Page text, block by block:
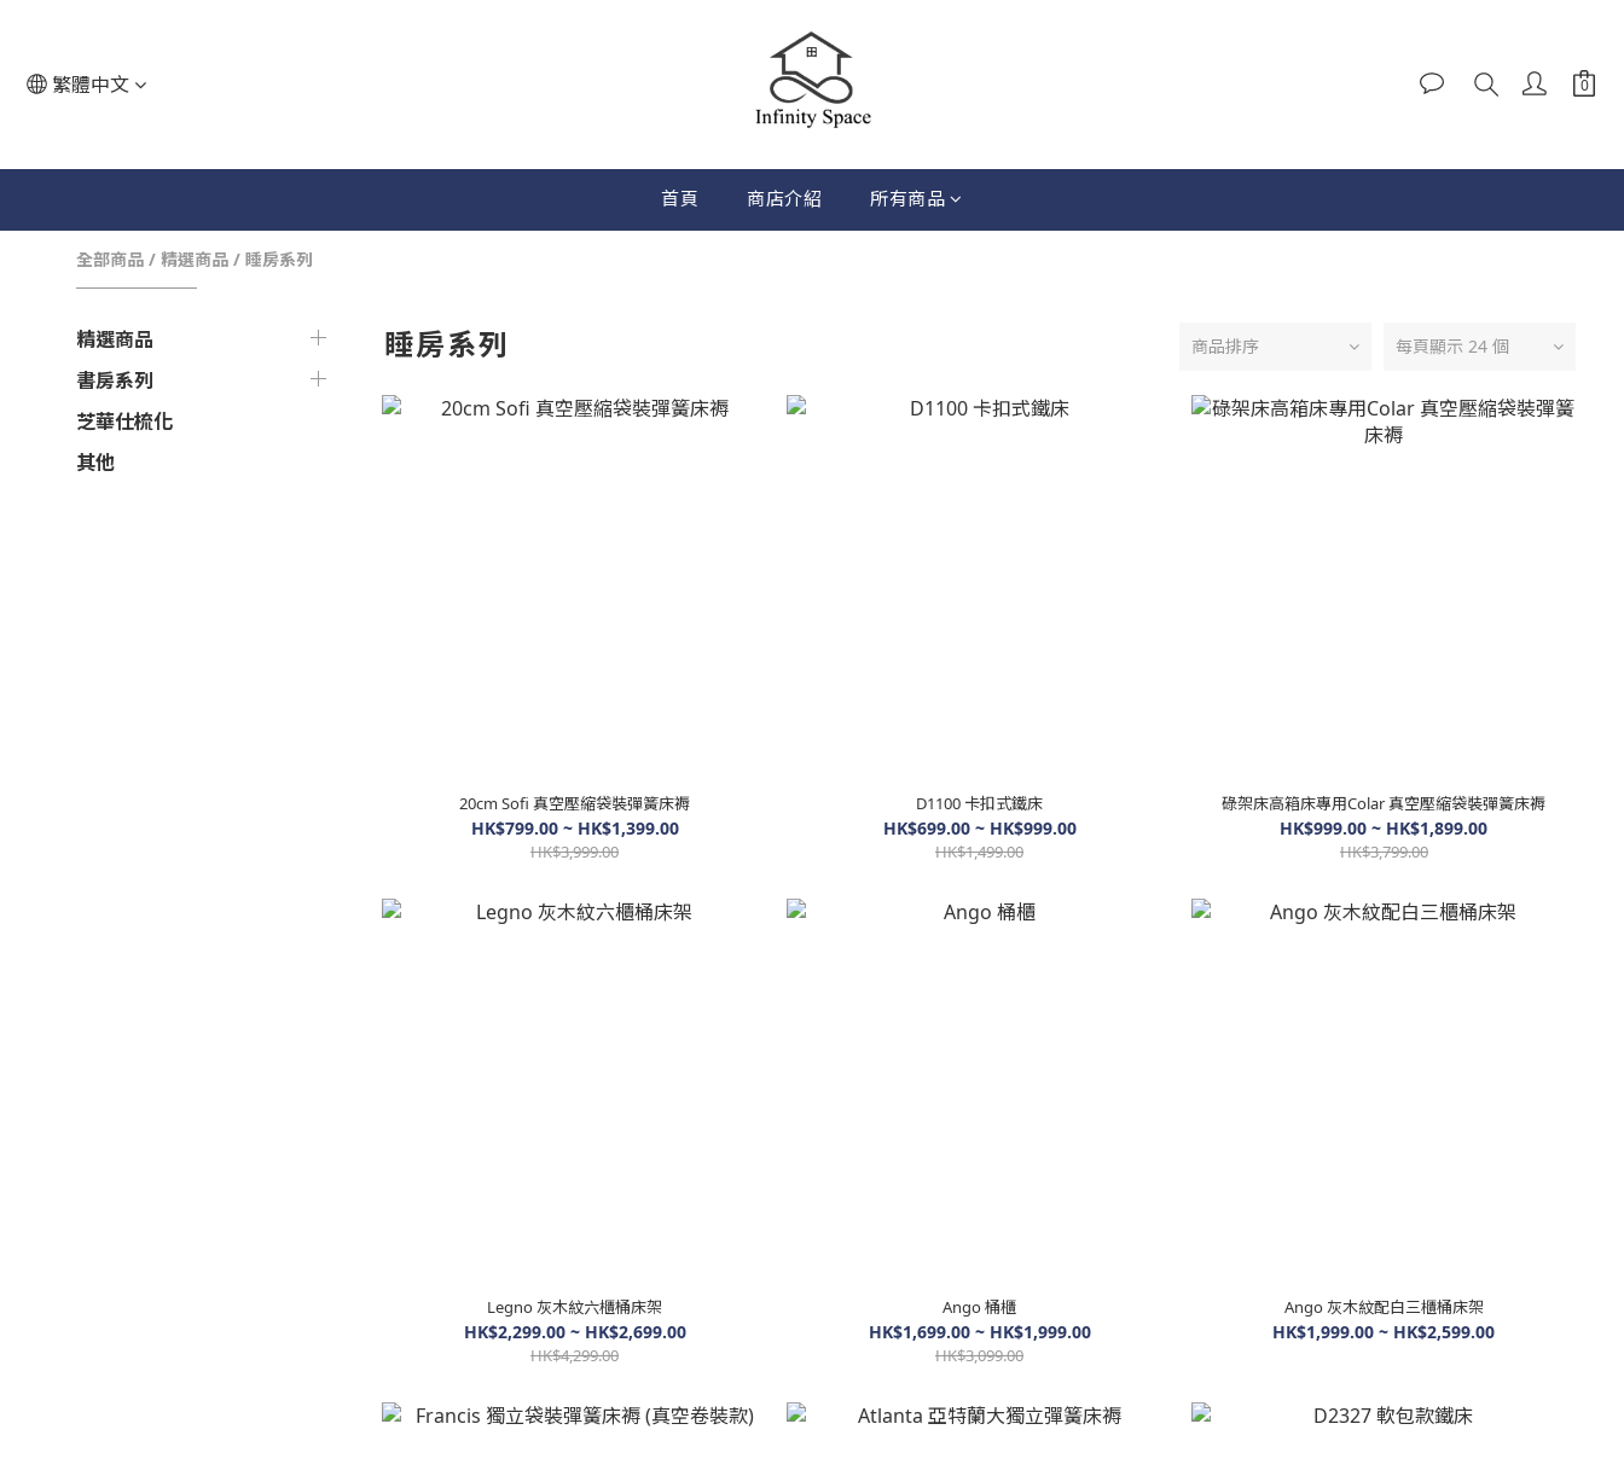
繁體中文
首頁 商店介紹 所有商品
全部商品 / 精選商品 / 睡房系列
精選商品
書房系列
芝華仕梳化
其他
睡房系列 商品排序 每頁顯示 24 個
20cm Sofi 真空壓縮袋裝彈簧床褥
HK$799.00 ~ HK$1,399.00
HK$3,999.00
D1100 卡扣式鐵床
HK$699.00 ~ HK$999.00
HK$1,499.00
碌架床高箱床專用Colar 真空壓縮袋裝彈簧床褥
HK$999.00 ~ HK$1,899.00
HK$3,799.00
Legno 灰木紋六櫃桶床架
HK$2,299.00 ~ HK$2,699.00
HK$4,299.00
Ango 桶櫃
HK$1,699.00 ~ HK$1,999.00
HK$3,099.00
Ango 灰木紋配白三櫃桶床架
HK$1,999.00 ~ HK$2,599.00